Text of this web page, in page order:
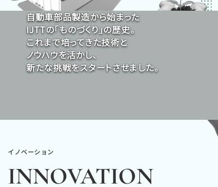
自動車部品製造から始まった
IJTTの「ものづくり」の歴史。
これまで培ってきた技術と
ノウハウを活かし、
新たな挑戦をスタートさせました。
イノベーション
INNOVATION